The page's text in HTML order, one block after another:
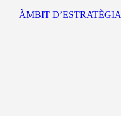
ÀMBIT D’ESTRATÈGIA